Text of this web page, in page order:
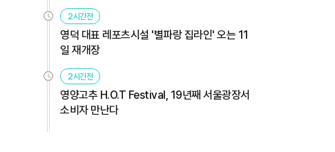
2시간전
영덕 대표 레포츠시설 '별파랑 집라인' 오는 11
일 재개장
2시간전
영양고추 H.O.T Festival, 19년째 서울광장서
소비자 만난다